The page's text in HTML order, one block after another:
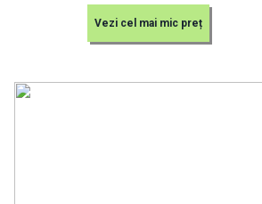
Vezi cel mai mic preț